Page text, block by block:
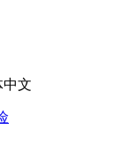
中文